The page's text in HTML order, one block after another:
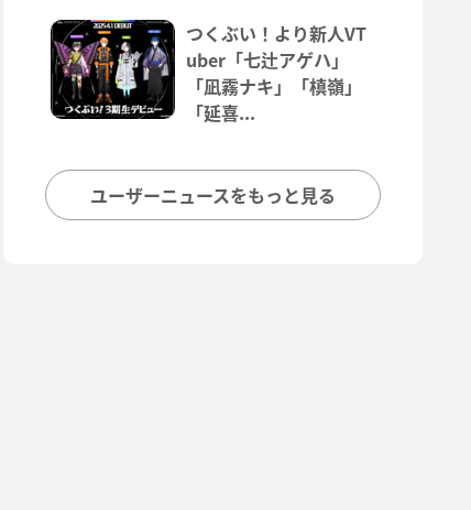
つくぶい！より新人VT
uber「七辻アゲハ」
「凪霧ナキ」「槙嶺」
「延喜...
ユーザーニュースをもっと見る